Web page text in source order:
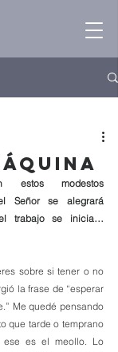
estos modestos
Señor se alegrará
trabajo se inicia…
sobre si tener o no
la frase de “esperar
Me quedé pensando
que tarde o temprano
ese es el meollo. Lo